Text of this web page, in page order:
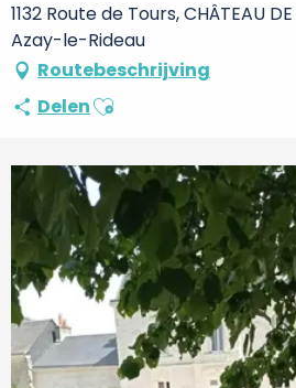
1132 Route de Tours, CHÂTEAU
Azay-le-Rideau
Routebeschrijving
DelenAjouter aux favoris